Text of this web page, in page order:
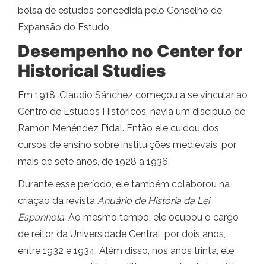
bolsa de estudos concedida pelo Conselho de
Expansão do Estudo.
Desempenho no Center for
Historical Studies
Em 1918, Claudio Sánchez começou a se vincular ao
Centro de Estudos Históricos, havia um discípulo de
Ramón Menéndez Pidal. Então ele cuidou dos
cursos de ensino sobre instituições medievais, por
mais de sete anos, de 1928 a 1936.
Durante esse período, ele também colaborou na
criação da revista Anuário de História da Lei
Espanhola. Ao mesmo tempo, ele ocupou o cargo
de reitor da Universidade Central, por dois anos,
entre 1932 e 1934. Além disso, nos anos trinta, ele